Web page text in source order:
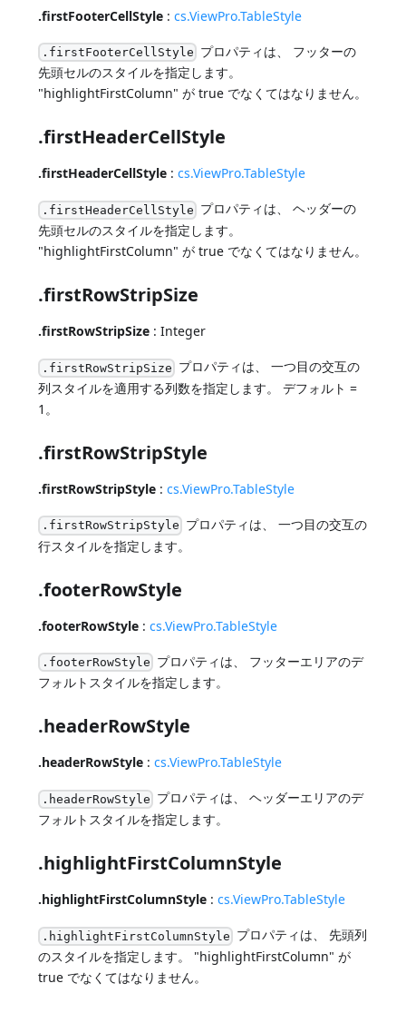
.firstFooterCellStyle :cs.ViewPro.TableStyle
.firstFooterCellStyle プロパティは、 フッターの
先頭セルのスタイルを指定します。
"highlightFirstColumn" が true でなくてはなりません。
.firstHeaderCellStyle
.firstHeaderCellStyle :cs.ViewPro.TableStyle
.firstHeaderCellStyle プロパティは、 ヘッダーの
先頭セルのスタイルを指定します。
"highlightFirstColumn" が true でなくてはなりません。
.firstRowStripSize
.firstRowStripSize : Integer
.firstRowStripSize プロパティは、 一つ目の交互の
列スタイルを適用する列数を指定します。 デフォルト =
1。
.firstRowStripStyle
.firstRowStripStyle :cs.ViewPro.TableStyle
.firstRowStripStyle プロパティは、 一つ目の交互の
行スタイルを指定します。
.footerRowStyle
.footerRowStyle :cs.ViewPro.TableStyle
.footerRowStyle プロパティは、 フッターエリアのデ
フォルトスタイルを指定します。
.headerRowStyle
.headerRowStyle :cs.ViewPro.TableStyle
.headerRowStyle プロパティは、 ヘッダーエリアのデ
フォルトスタイルを指定します。
.highlightFirstColumnStyle
.highlightFirstColumnStyle :cs.ViewPro.TableStyle
.highlightFirstColumnStyle プロパティは、 先頭列
のスタイルを指定します。 "highlightFirstColumn" が
true でなくてはなりません。